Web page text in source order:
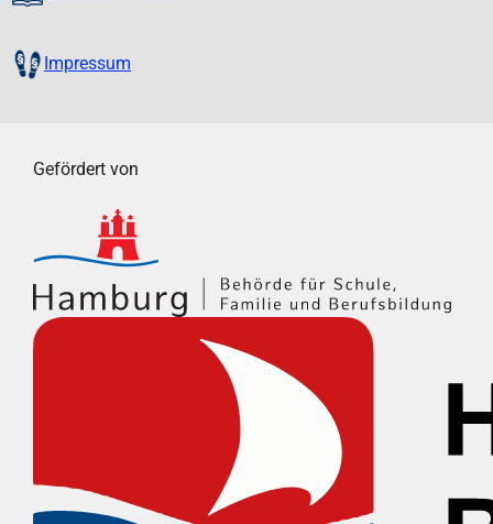
Impressum
Gefördert von